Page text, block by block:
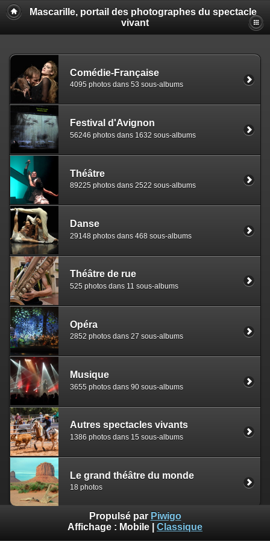
Mascarille, portail des photographes du spectacle
vivant
Comédie-Française
4095 photos dans 53 sous-albums
Festival d'Avignon
56246 photos dans 1632 sous-albums
Théâtre
89225 photos dans 2522 sous-albums
Danse
29148 photos dans 468 sous-albums
Théâtre de rue
525 photos dans 11 sous-albums
Opéra
2852 photos dans 27 sous-albums
Musique
3655 photos dans 90 sous-albums
Autres spectacles vivants
1386 photos dans 15 sous-albums
Le grand théâtre du monde
18 photos
Propulsé par Piwigo
Affichage : Mobile Classique